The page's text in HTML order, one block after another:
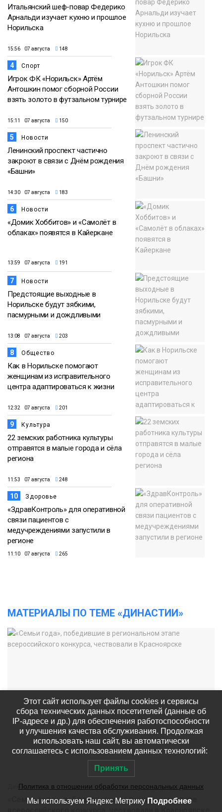
Итальянский шеф-повар Федерико
Арнальди изучает кухню и прошлое
Норильска
15:56 07 августа 148
4 Спорт
Игрок ФК «Норильск» Артём
Антошкин помог сборной России
взять золото в футзальном турнире
15:11 07 августа 150
5 Новости
Ленинский проспект частично
закроют в связи с Днём рождения
«Башни»
14:30 07 августа 183
6 Новости
«Домик Хоббитов» и «Самолёт в
облаках» появятся в Кайеркане
13:59 07 августа 191
7 Новости
Предстоящие выходные в
Норильске будут зябкими,
пасмурными и дождливыми
13:08 07 августа 203
8 Общество
Как в Норильске помогают
женщинам из исправительного
центра адаптироваться к жизни
12:32 07 августа 201
9 Культура
22 земских работника культуры
отправятся в малые города и сёла
региона
11:53 07 августа 248
10 Здоровье
«ЗдравКонтроль» для оперативной
связи пациентов с
медучреждениями запустили в
регионе
11:10 07 августа 265
МАТЕРИАЛЫ ПО ТЕМЕ «ДИНАСТИИ»
Династии
«Семьи года», победившие в региональном этапе
Этот сайт использует файлы cookies и сервисы
сбора технических данных посетителей (данные об
IP-адресе и др.) для обеспечения работоспособности
и улучшения качества обслуживания. Продолжая
использовать наш сайт, вы автоматически
соглашаетесь с использованием данных технологий:
Принять
Политика в отношении обработки персональных данных
Мы используем Яндекс Метрику Подробнее